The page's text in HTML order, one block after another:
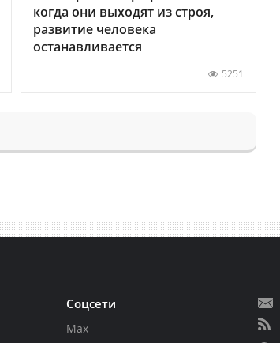
когда они выходят из строя,
развитие человека
останавливается
5251
Соцсети
Max